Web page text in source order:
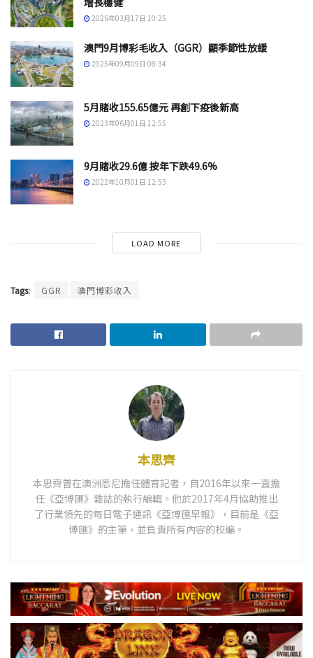
2026年03月17日 10:25
澳門9月博彩毛收入（GGR）顯季節性放緩
2025年09月09日 08:34
5月賭收155.65億元 再創下疫後新高
2023年06月01日 12:55
9月賭收29.6億 按年下跌49.6%
2022年10月01日 12:53
LOAD MORE
Tags: GGR 澳門博彩收入
本思齊
本思齊曾在澳洲悉尼擔任體育記者，自2016年以來一直擔
任《亞博匯》雜誌的執行編輯。他於2017年4月協助推出
了行業領先的每日電子通訊《亞博匯早報》，目前是《亞
博匯》的主筆，並負責所有內容的校編。